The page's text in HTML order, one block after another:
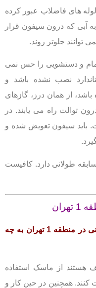
های فاضلاب عبور کرده
آبی که درون سیفون قرار
جلوتر روند.
و دستشویی را حس نمی
نصب نشده باشد و
از همان درز، گازهای
توالت راه می یابند. در
باید سیفون تعویض شده و
طولانی دارد. کافیست
در شرایط کرونایی، خدمات لوله بازکنی در منطقه 1 تهران به چه
هستند از ماسک استفاده
کنند. همچنین در حین کار و